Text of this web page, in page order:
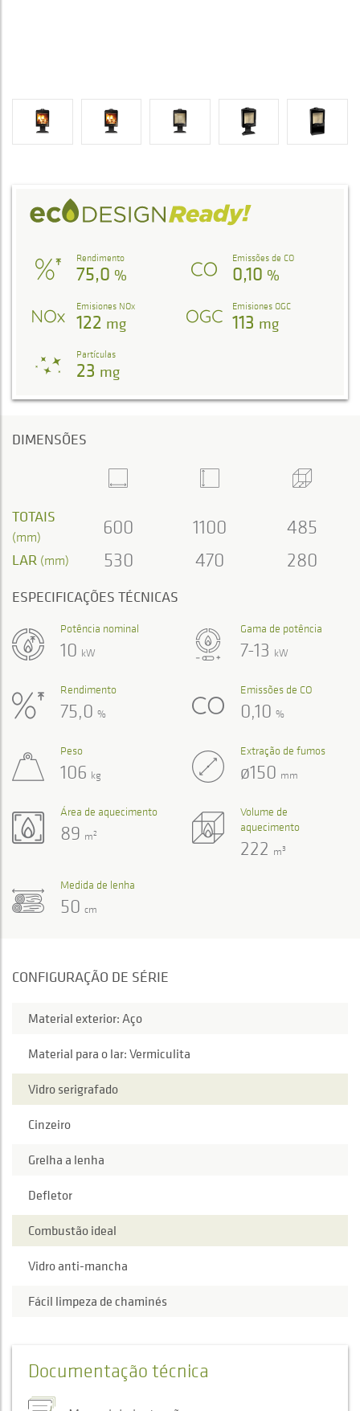
Rendimento
75,0 %
Emissões de CO
0,10 %
Emisiones NOx
122 mg
Emisiones OGC
113 mg
Partículas
23 mg
DIMENSÕES
TOTAIS
(mm) 600 1100 485
LAR (mm) 530 470 280
ESPECIFICAÇÕES TÉCNICAS
Gama de potência
7-13 kW
Potência nominal
10 kW
Rendimento
75,0 %
Emissões de CO
0,10 %
Volume de
aquecimento
222 m3
Área de aquecimento
89 m2
Peso
106 kg
Extração de fumos
ø150 mm
Medida de lenha
50 cm
CONFIGURAÇÃO DE SÉRIE
Material exterior: Aço
Material para o lar: Vermiculita
Vidro serigrafado
Cinzeiro
Grelha a lenha
Defletor
Combustão ideal
Vidro anti-mancha
Fácil limpeza de chaminés
Documentação técnica